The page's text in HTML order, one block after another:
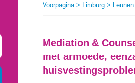
Voorpagina> Limburg > Leunen
Mediation &
met armoede,